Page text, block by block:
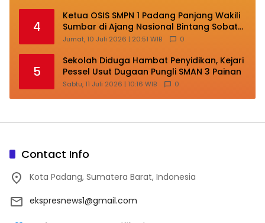
4
Ketua OSIS SMPN 1 Padang Panjang Wakili
Sumbar di Ajang Nasional Bintang Sobat
SMP
Jumat, 10 Juli 2026 | 20:51 WIB 0
5
Sekolah Diduga Hambat Penyidikan, Kejari
Pessel Usut Dugaan Pungli SMAN 3 Painan
Sabtu, 11 Juli 2026 | 10:16 WIB 0
Contact Info
Kota Padang, Sumatera Barat, Indonesia
ekspresnews1@gmail.com